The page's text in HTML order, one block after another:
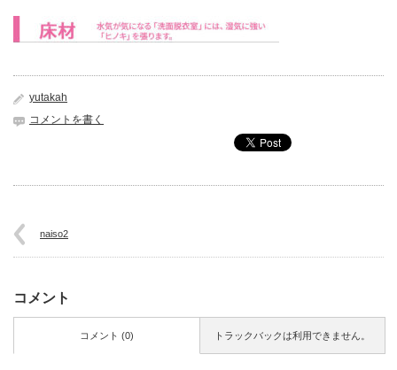
yutakah
コメントを書く
naiso2
コメント
トラックバックは利用できません。
コメント (0)